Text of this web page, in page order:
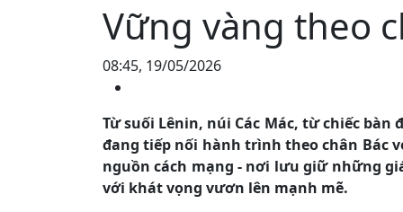
Vững vàng theo
08:45, 19/05/2026
Từ suối Lênin, núi Các Mác, từ chiếc bàn
đang tiếp nối hành trình theo chân Bác
nguồn cách mạng - nơi lưu giữ những
với khát vọng vươn lên mạnh mẽ.